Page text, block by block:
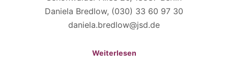
Daniela Bredlow, (030) 33 60 97 30
daniela.bredlow@jsd.de
Weiterlesen